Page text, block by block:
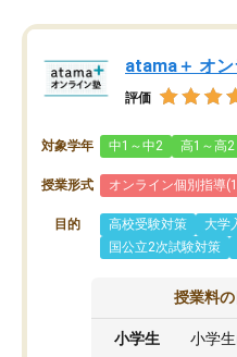
atama＋ オ
評価
対象学年 中1～中2 高1～高2
授業形式 オンライン個別指導
目的 高校受験対策
大学
国公立2次試験対策
授業料
小学生 小学